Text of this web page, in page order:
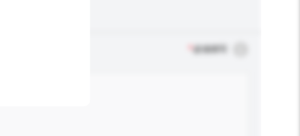
必须填写